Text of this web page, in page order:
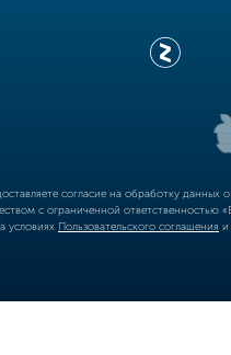
согласие на обработку
с ограниченной
условиях Пользовательского соглашения и